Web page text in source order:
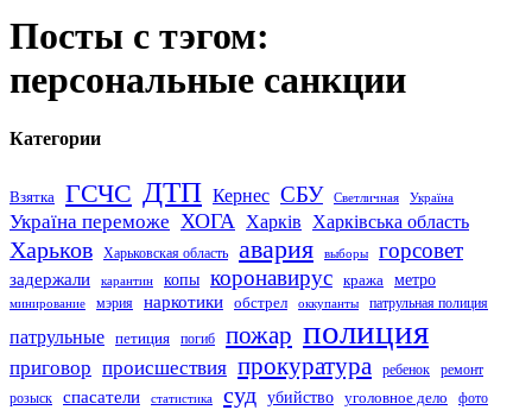
Посты с тэгом:
персональные санкции
Категории
Взятка ГСЧС ДТП Кернес СБУ Светличная Україна
Україна переможе ХОГА Харків Харківська область
Харьков Харьковская область авария выборы горсовет
задержали карантин копы коронавирус кража метро
минирование мэрия наркотики обстрел оккупанты патрульная полиция
патрульные петиция погиб пожар полиция
приговор происшествия прокуратура ребенок
ремонт
розыск
спасатели статистика суд убийство уголовное дело фото